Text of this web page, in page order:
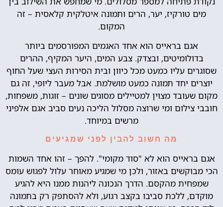
מים טורקיז, יער, הרים ותמונה איטלקית קלאסית – זה
המקום.
אגם בראייס הוא אחד האגמים המפורסמים ביותר
בדולומיטים, ובצדק. צבע המים, היער המקיף, ההרים
שסוגרים עליו כמעט מכל כיוון ובית הסירות העצי שעל החוף
יוצרים יחד תמונה כמעט מושלמת. אבל מעבר ליופי, זה גם
מקום שעובד מצוין למטיילים מסוגים שונים – זוגות, משפחות,
חובבי צילום ומי שרוצה מסלול הליכה נעים סביב אגם אלפיני
מרשים במיוחד.
מה חשוב להבין לפני שמגיעים
אגם בראייס הוא לא "סוד מקומי". להפך – זהו אחד השמות
הכי מבוקשים באזור, ולכן מי שמגיע מאוחר עלול לפגוש עומס
שמפחית מהקסם. הדרך הנכונה ליהנות ממנו היא להגיע
מוקדם, ללכת סביבו בקצב רגוע, ולא להסתפק רק בתמונה